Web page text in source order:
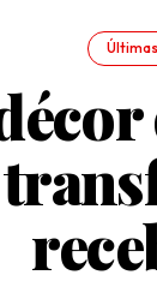
Últimas